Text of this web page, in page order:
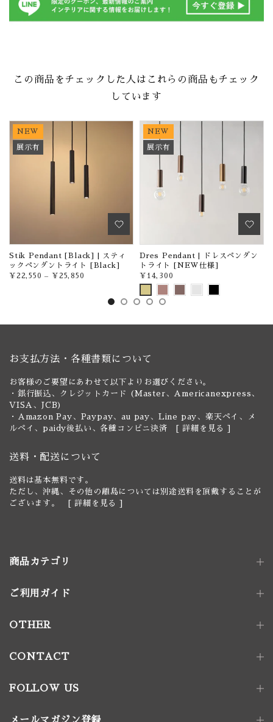
この商品をチェックした人はこれらの商品もチェック
しています
NEW
展示有
Stik Pendant [Black] | スティ
ックペンダントライト [Black]
¥22,550–¥25,850
NEW
展示有
Dres Pendant | ドレスペンダン
トライト [NEW仕様]
¥14,300
お支払方法・各種書類について
お客様のご要望にあわせて以下よりお選びください。
・銀行振込、クレジットカード (Master、Americanexpress、
VISA、JCB)
・Amazon Pay、Paypay、au pay、Line pay、楽天ペイ、メ
ルペイ、paidy後払い、各種コンビニ決済 [ 詳細を見る
送料・配送について
送料は基本無料です。
ただし、沖縄、その他の離島については別途送料を頂戴することが
ございます。 [ 詳細を見る
商品カテゴリ
照明器具
ペンダントライト｜多灯
ご利用ガイド
OTHER
CONTACT
FOLLOW US